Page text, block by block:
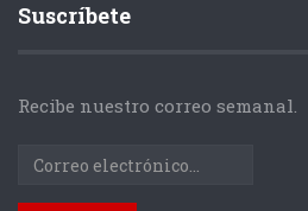
Suscríbete
Recibe nuestro correo semanal.